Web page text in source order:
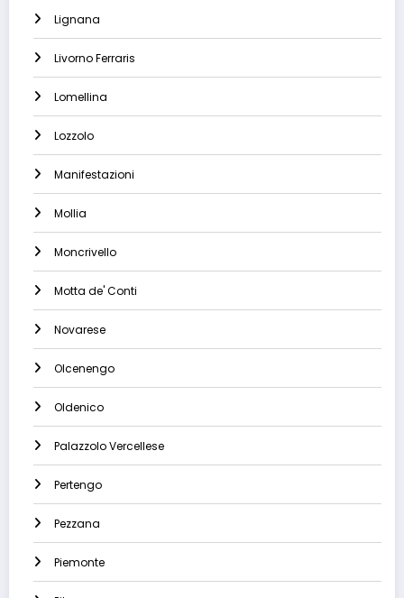
Lignana
Livorno Ferraris
Lomellina
Lozzolo
Manifestazioni
Mollia
Moncrivello
Motta de' Conti
Novarese
Olcenengo
Oldenico
Palazzolo Vercellese
Pertengo
Pezzana
Piemonte